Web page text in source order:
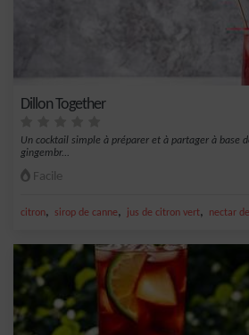
Dillon Together
Un cocktail simple à préparer et à partager à base
gingembr...
Facile
citron, sirop de canne, jus de citron vert, nectar